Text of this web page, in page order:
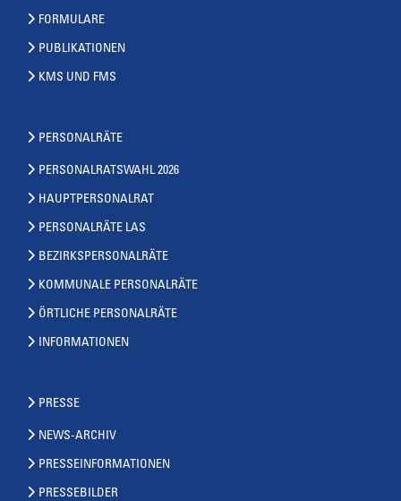
FORMULARE
PUBLIKATIONEN
KMS UND FMS
PERSONALRÄTE
PERSONALRATSWAHL 2026
HAUPTPERSONALRAT
PERSONALRÄTE LAS
BEZIRKSPERSONALRÄTE
KOMMUNALE PERSONALRÄTE
ÖRTLICHE PERSONALRÄTE
INFORMATIONEN
PRESSE
NEWS-ARCHIV
PRESSEINFORMATIONEN
PRESSEBILDER